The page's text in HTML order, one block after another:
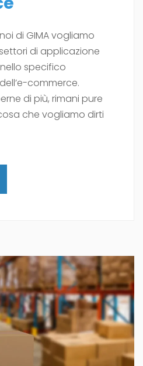
di GIMA vogliamo
di applicazione
specifico
commerce.
di più, rimani pure
che vogliamo dirti